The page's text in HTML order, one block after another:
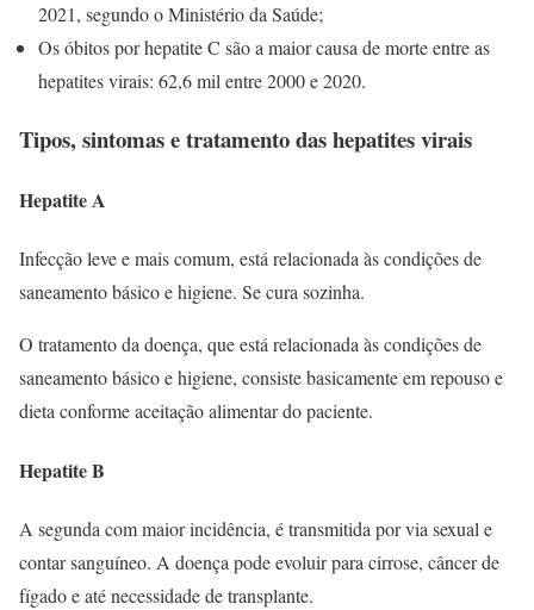
2021, segundo o Ministério da Saúde;
Os óbitos por hepatite C são a maior causa de morte entre as
hepatites virais: 62,6 mil entre 2000 e 2020.
Tipos, sintomas e tratamento das hepatites virais
Hepatite A
Infecção leve e mais comum, está relacionada às condições de
saneamento básico e higiene. Se cura sozinha.
O tratamento da doença, que está relacionada às condições de
saneamento básico e higiene, consiste basicamente em repouso e
dieta conforme aceitação alimentar do paciente.
Hepatite B
A segunda com maior incidência, é transmitida por via sexual e
contar sanguíneo. A doença pode evoluir para cirrose, câncer de
fígado e até necessidade de transplante.